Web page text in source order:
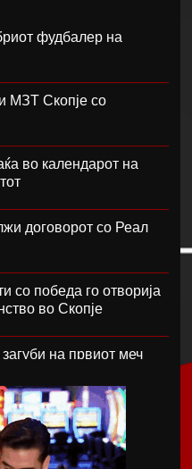
фудбалер на
МЗТ Скопје со
во календарот на
договорот со Реал
со победа го отворија
во Скопје
на првиот меч
рекордниот